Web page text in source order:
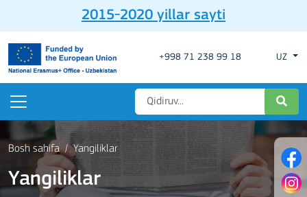
2015-2020 yillar sayti
+998 71 238 99 18 UZ
Bosh sahifa Yangiliklar
Yangiliklar